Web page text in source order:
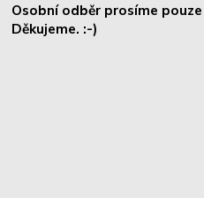
Osobní odběr prosíme
Děkujeme. :-)